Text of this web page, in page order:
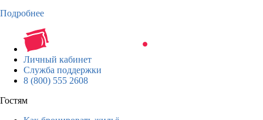
Подробнее
Личный кабинет
Служба поддержки
8 (800) 555 2608
Гостям